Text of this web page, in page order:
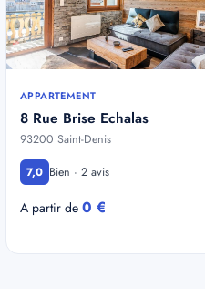
APPARTEMENT
8 Rue Brise Echalas
93200 Saint-Denis
7,0 Bien · 2 avis
A partir de 0 €